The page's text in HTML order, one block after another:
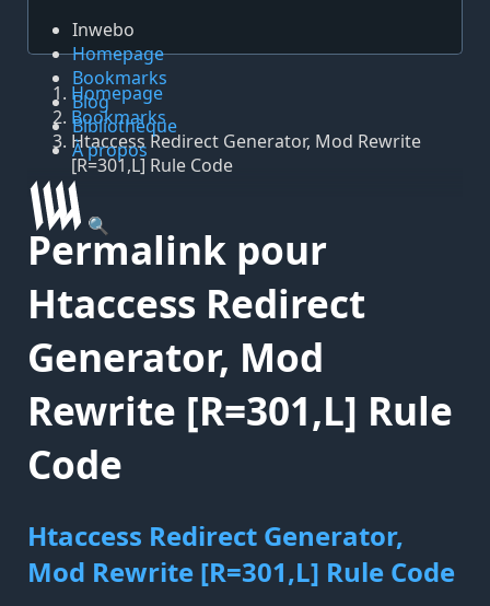
Inwebo
Homepage
Bookmarks
Blog
Bibliothèque
À propos
🔍
Homepage
Bookmarks
Htaccess Redirect Generator, Mod Rewrite
[R=301,L] Rule Code
Permalink pour
Htaccess Redirect
Generator, Mod
Rewrite [R=301,L] Rule
Code
Htaccess Redirect Generator,
Mod Rewrite [R=301,L] Rule Code